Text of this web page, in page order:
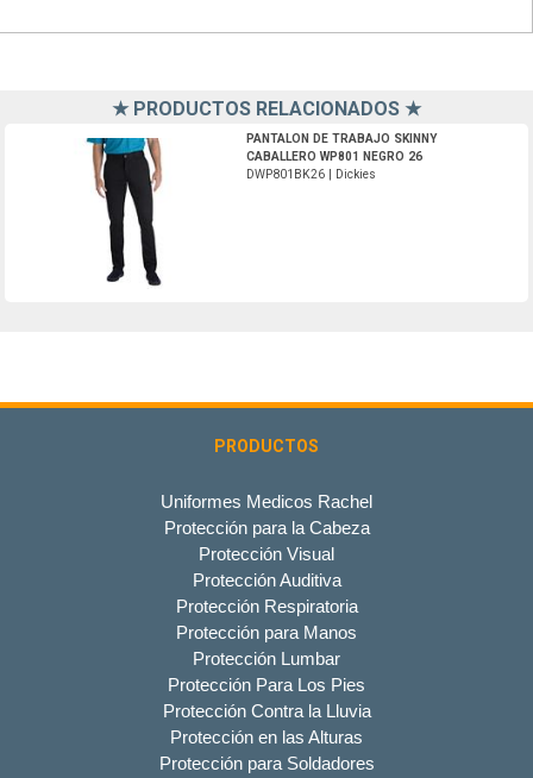
★ PRODUCTOS RELACIONADOS ★
PANTALON DE TRABAJO SKINNY
CABALLERO WP801 NEGRO 26
DWP801BK26 | Dickies
PRODUCTOS
Uniformes Medicos Rachel
Protección para la Cabeza
Protección Visual
Protección Auditiva
Protección Respiratoria
Protección para Manos
Protección Lumbar
Protección Para Los Pies
Protección Contra la Lluvia
Protección en las Alturas
Protección para Soldadores